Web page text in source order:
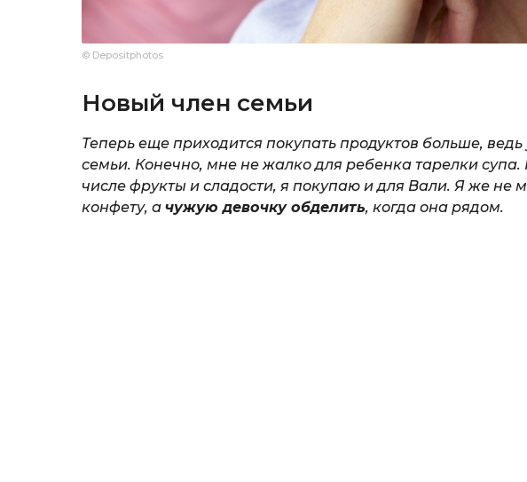
© Depositphotos
Новый член семьи
Теперь еще приходится покупать продуктов больше,
семьи. Конечно, мне не жалко для ребенка тарелки супа.
числе фрукты и сладости, я покупаю и для Вали. Я же не
конфету, а чужую девочку обделить, когда она рядом.